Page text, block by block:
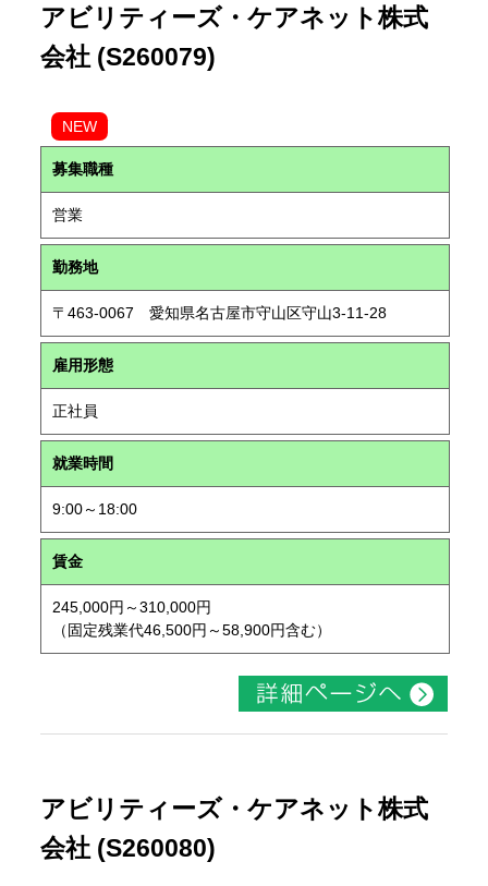
アビリティーズ・ケアネット株式
会社 (S260079)
NEW
募集職種
営業
勤務地
〒463-0067 愛知県名古屋市守山区守山3-11-28
雇用形態
正社員
就業時間
9:00～18:00
賃金
245,000円～310,000円
（固定残業代46,500円～58,900円含む）
アビリティーズ・ケアネット株式
会社 (S260080)